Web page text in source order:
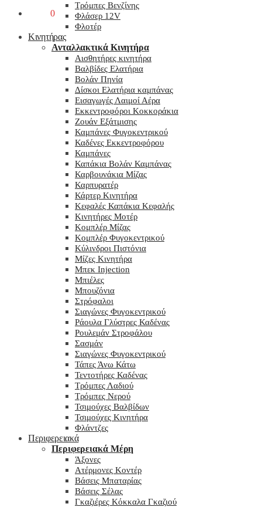
0
Τρόμπες Βενζίνης
Φλάσερ 12V
Φλοτέρ
Κινητήρας
Ανταλλακτικά Κινητήρα
Αισθητήρες κινητήρα
Βαλβίδες Ελατήρια
Βολάν Πηνία
Δίσκοι Ελατήρια καμπάνας
Εισαγωγές Λαιμοί Αέρα
Εκκεντροφόροι Κοκκοράκια
Ζουάν Εξάτμισης
Καμπάνες Φυγοκεντρικού
Καδένες Εκκεντροφόρου
Καμπάνες
Καπάκια Βολάν Καμπάνας
Καρβουνάκια Μίζας
Καρπυρατέρ
Κάρτερ Κινητήρα
Κεφαλές Καπάκια Κεφαλής
Κινητήρες Μοτέρ
Κομπλέρ Μίζας
Κομπλέρ Φυγοκεντρικού
Κύλινδροι Πιστόνια
Μίζες Κινητήρα
Μπεκ Injection
Μπιέλες
Μπουζόνια
Στρόφαλοι
Σιαγώνες Φυγοκεντρικού
Ράουλα Γλύστρες Καδένας
Ρουλεμάν Στροφάλου
Σασμάν
Σιαγώνες Φυγοκεντρικού
Τάπες Άνω Κάτω
Τεντοτήρες Καδένας
Τρόμπες Λαδιού
Τρόμπες Νερού
Τσιμούχες Βαλβίδων
Τσιμούχες Κινητήρα
Φλάντζες
Περιφερειακά
Περιφερειακά Μέρη
Άξονες
Ατέρμονες Κοντέρ
Βάσεις Μπαταρίας
Βάσεις Σέλας
Γκαζιέρες Κόκκαλα Γκαζιού